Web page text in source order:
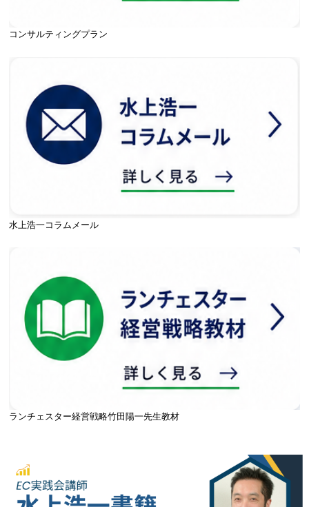
コンサルティングプラン
水上浩一コラムメール
ランチェスター経営戦略竹田陽一先生教材